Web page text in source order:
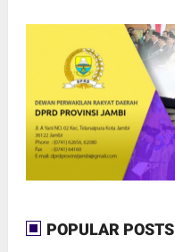
POPULAR POSTS